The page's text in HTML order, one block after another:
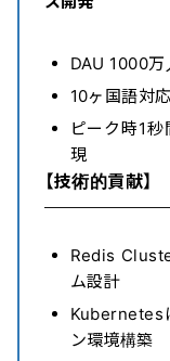
DAU 1000万
10ヶ国語対
ピーク時1
現
【技術的貢献】
Redis
ム設計
Kubernetes
ン環境構築